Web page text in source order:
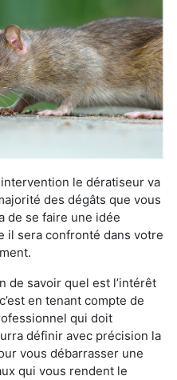
le dératiseur va
des dégâts que vous
de se faire une idée
il sera confronté dans votre
de savoir quel est l’intérêt
en tenant compte de
qui doit
définir avec précision la
vous débarrasser une
qui vous rendent le